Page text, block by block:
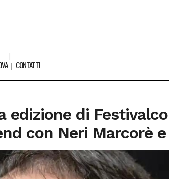
CONTATTI
edizione di
con Neri Marcorè